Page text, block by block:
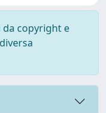
copyright e